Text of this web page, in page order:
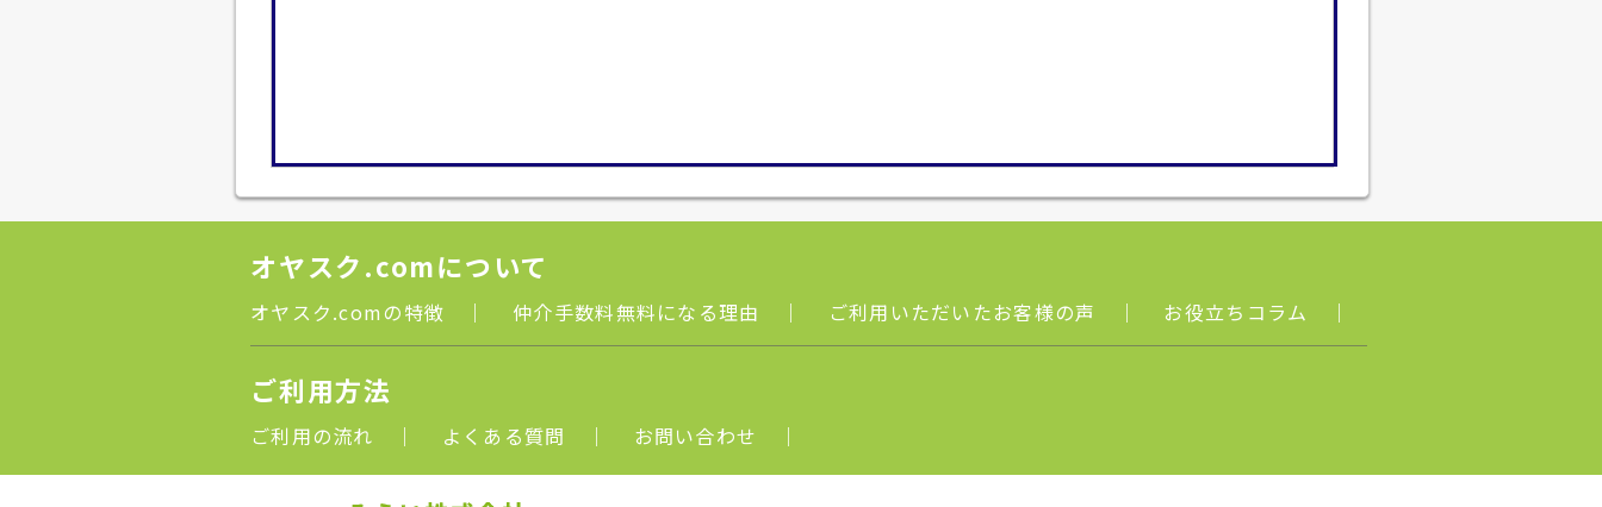
オヤスク.comについて
オヤスク.comの特徴 ｜ 仲介手数料無料になる理由 ｜ ご利用いただいたお客様の声 ｜ お役立ちコラム ｜
ご利用方法
ご利用の流れ ｜ よくある質問 ｜ お問い合わせ ｜